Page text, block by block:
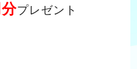
プレゼント